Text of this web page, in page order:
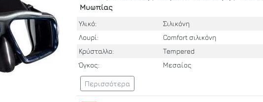
Μυωπίας
Υλικό:
Σιλικόνη
Λουρί:
Comfort σιλικόνη
Κρύσταλλο:
Tempered
Όγκος:
Μεσαίος
Περισσότερα